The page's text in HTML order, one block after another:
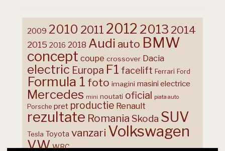
2009 2010 2011 2012 2013 2014
2015 2016 2018 Audi auto BMW
concept coupe crossover Dacia
electric Europa F1 facelift Ferrari Ford
Formula 1 foto imagini masini electrice
Mercedes mini noutati oficial piata auto
Porsche pret productie Renault
rezultate Romania Skoda SUV
Tesla Toyota vanzari Volkswagen
VW WRC